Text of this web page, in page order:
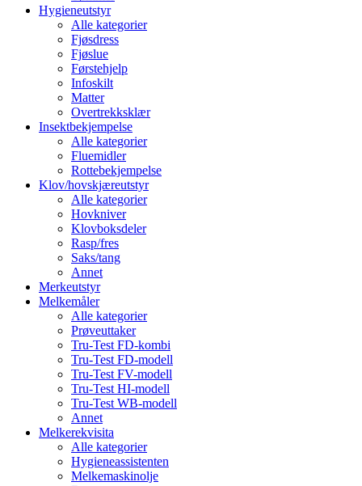
Hygieneutstyr
Alle kategorier
Fjøsdress
Fjøslue
Førstehjelp
Infoskilt
Matter
Overtrekksklær
Insektbekjempelse
Alle kategorier
Fluemidler
Rottebekjempelse
Klov/hovskjæreutstyr
Alle kategorier
Hovkniver
Klovboksdeler
Rasp/fres
Saks/tang
Annet
Merkeutstyr
Melkemåler
Alle kategorier
Prøveuttaker
Tru-Test FD-kombi
Tru-Test FD-modell
Tru-Test FV-modell
Tru-Test HI-modell
Tru-Test WB-modell
Annet
Melkerekvisita
Alle kategorier
Hygieneassistenten
Melkemaskinolje